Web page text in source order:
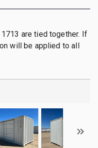
are tied together. If
will be applied to all